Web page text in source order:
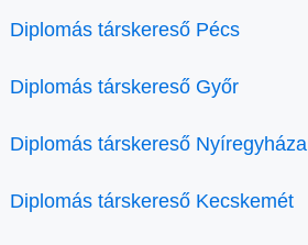
Diplomás társkereső Pécs
Diplomás társkereső Győr
Diplomás társkereső Nyíregyháza
Diplomás társkereső Kecskemét